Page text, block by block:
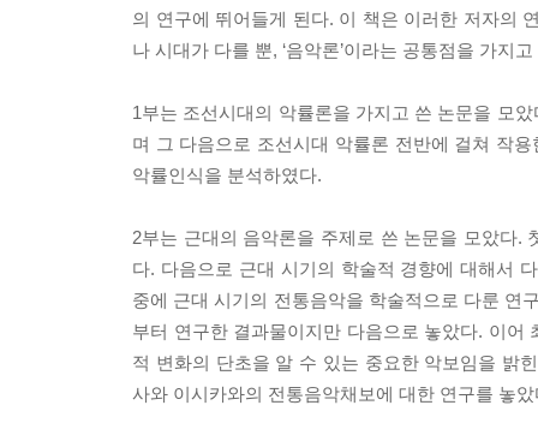
의 연구에 뛰어들게 된다. 이 책은 이러한 저자의
나 시대가 다를 뿐, ‘음악론’이라는 공통점을 가지
1부는 조선시대의 악률론을 가지고 쓴 논문을 모
며 그 다음으로 조선시대 악률론 전반에 걸쳐 작
악률인식을 분석하였다.
2부는 근대의 음악론을 주제로 쓴 논문을 모았다.
다. 다음으로 근대 시기의 학술적 경향에 대해서
중에 근대 시기의 전통음악을 학술적으로 다룬 연
부터 연구한 결과물이지만 다음으로 놓았다. 이
적 변화의 단초을 알 수 있는 중요한 악보임을 밝
사와 이시카와의 전통음악채보에 대한 연구를 놓았